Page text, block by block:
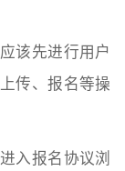
该先进行用户
传、报名等操
入报名协议浏